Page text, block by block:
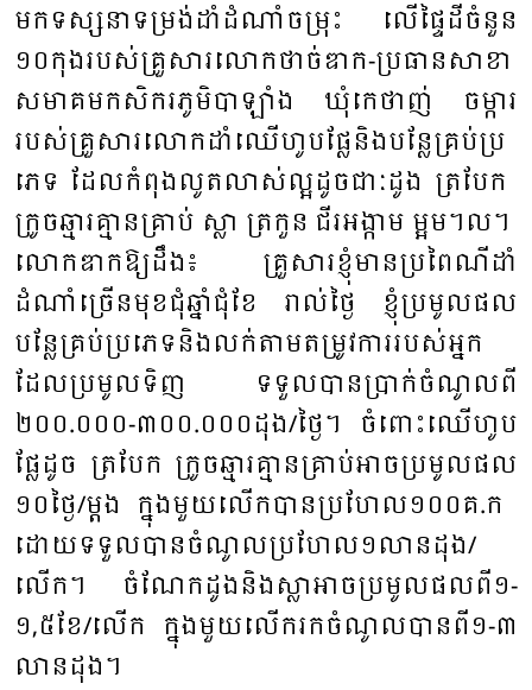
មក​ទស្សនា​ទម្រង់​ដាំ​ដំណាំ​ចម្រុះ ​លើ​ផ្ទៃ​ដីចំនួន​
១០​កុង​របស់​គ្រួ​សារ​លោក​ថា​ច់​ឌាក​-​ប្រ​ធាន​សា​ខា​
សមាគម​កសិករ​ភូមិ​បាឡាំង ​ឃុំ​កេថាញ់ ​ចម្ការ​
របស់​គ្រួ​សារ​លោក​ដាំ​ឈើ​ហូប​ផ្លែ​និង​បន្លែគ្រប់​ប្រ​
ភេទ​​ ​ដែល​កំ​ពុង​លូត​លាស់​ល្អ​ដូច​ជាៈ​ដូង ​ត្រ​បែក ​
ក្រូច​ឆ្មារ​គ្មាន​គ្រាប់​ ស្លា ​ត្រកួន​ ជីរអង្កាម​ ម្អម​។ល។ ​
លោក​ឌាក​ឱ្យ​ដឹង​៖​ គ្រួ​សារ​ខ្ញុំ​មាន​ប្រ​ពៃណី​ដាំ​
ដំណាំ​ច្រើន​មុខ​ជុំ​ឆ្នាំ​ជុំ​ខែ ​រាល់​ថ្ងៃ​​ ខ្ញុំ​​ប្រ​មូល​ផល
បន្លែ​គ្រប់​ប្រ​ភេទ​និង​លក់​តាម​តម្រូវ​ការ​របស់​អ្នក​
ដែល​ប្រ​មូល​ទិញ​ ទទួល​បាន​ប្រាក់​ចំ​ណូល​ពី​
២០០.០០០​-​៣០០.០០០​ដុង/ថ្ងៃ​។ ​ចំ​ពោះ​ឈើ​ហូប​
ផ្លែ​ដូច ​ត្រ​បែក​ ក្រូច​ឆ្មារ​គ្មាន​គ្រាប់​អាច​ប្រ​មូល​ផល​
១០​ថ្ងៃ​/​ម្តង ​ក្នុង​មួយ​លើក​បាន​ប្រ​ហែល​១០០​គ.ក ​
ដោយ​ទទួល​បាន​ចំ​ណូល​ប្រ​ហែល​១លាន​ដុង/
លើក។​ ចំ​ណែក​ដូង​និង​ស្លា​អាច​ប្រ​មូល​ផល​ពី១​-​
១,៥ខែ/លើក ​ក្នុង​មួយ​លើក​រកចំ​ណូល​បាន​ពី​១​-​៣​
លាន​ដុង។